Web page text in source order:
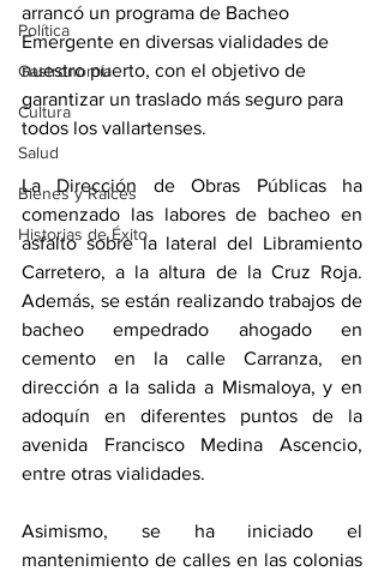
Política
Gastronomía
Cultura
Salud
Bienes y Raíces
Historias de Éxito
arrancó un programa de Bacheo
Emergente en diversas vialidades de
nuestro puerto, con el objetivo de
garantizar un traslado más seguro para
todos los vallartenses.
La Dirección de Obras Públicas ha
comenzado las labores de bacheo en
asfalto sobre la lateral del Libramiento
Carretero, a la altura de la Cruz Roja.
Además, se están realizando trabajos de
bacheo empedrado ahogado en
cemento en la calle Carranza, en
dirección a la salida a Mismaloya, y en
adoquín en diferentes puntos de la
avenida Francisco Medina Ascencio,
entre otras vialidades.
Asimismo, se ha iniciado el
mantenimiento de calles en las colonias